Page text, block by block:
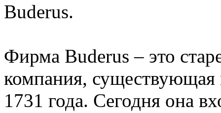
Buderus.
Фирма Buderus – это
компания, существующая
1731 года. Сегодня она